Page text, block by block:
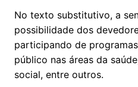
No texto substitutivo, a
possibilidade dos
participando de
público nas áreas da
social, entre outros.